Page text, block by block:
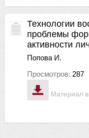
Материал
Технологии
проблемы
активности
Попова И.
Просмотров: 287